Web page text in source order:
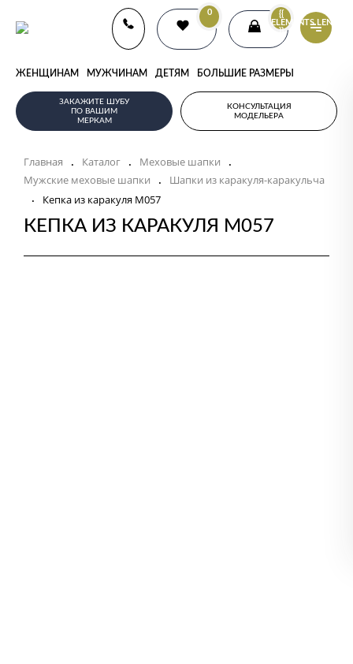
0
{{
ELEMENTS.LENGTH
}}
ЖЕНЩИНАМ МУЖЧИНАМ ДЕТЯМ БОЛЬШИЕ РАЗМЕРЫ
ЗАКАЖИТЕ ШУБУ
ПО ВАШИМ
МЕРКАМ
КОНСУЛЬТАЦИЯ
МОДЕЛЬЕРА
Главная . Каталог . Меховые шапки .
Мужские меховые шапки . Шапки из каракуля-каракульча
. Кепка из каракуля M057
КЕПКА ИЗ КАРАКУЛЯ M057